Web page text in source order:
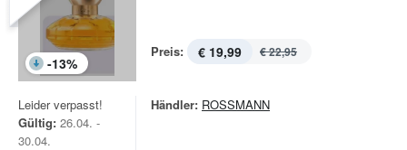
-13%
Preis: € 19,99 € 22,95
Leider verpasst!
Gültig: 26.04. -
30.04.
Händler: ROSSMANN